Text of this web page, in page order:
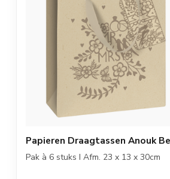
Papieren Draagtassen Anouk
Pak à 6 stuks I Afm. 23 x 13 x 30cm